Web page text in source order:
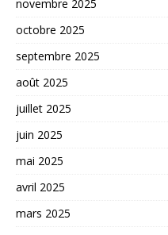
novembre 2025
octobre 2025
septembre 2025
août 2025
juillet 2025
juin 2025
mai 2025
avril 2025
mars 2025